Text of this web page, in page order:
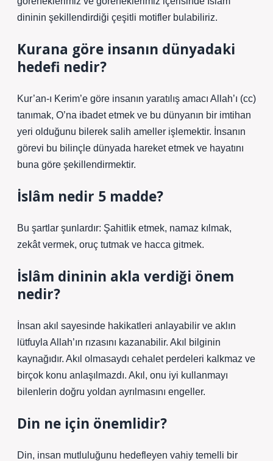
dininin şekillendirdiği çeşitli motifler bulabiliriz.
Kurana göre insanın dünyadaki
hedefi nedir?
Kur’an-ı Kerim’e göre insanın yaratılış amacı Allah’ı (cc)
tanımak, O’na ibadet etmek ve bu dünyanın bir imtihan
yeri olduğunu bilerek salih ameller işlemektir. İnsanın
görevi bu bilinçle dünyada hareket etmek ve hayatını
buna göre şekillendirmektir.
İslâm nedir 5 madde?
Bu şartlar şunlardır: Şahitlik etmek, namaz kılmak,
zekât vermek, oruç tutmak ve hacca gitmek.
İslâm dininin akla verdiği önem
nedir?
İnsan akıl sayesinde hakikatleri anlayabilir ve aklın
lütfuyla Allah’ın rızasını kazanabilir. Akıl bilginin
kaynağıdır. Akıl olmasaydı cehalet perdeleri kalkmaz ve
birçok konu anlaşılmazdı. Akıl, onu iyi kullanmayı
bilenlerin doğru yoldan ayrılmasını engeller.
Din ne için önemlidir?
Din, insan mutluluğunu hedefleyen vahiy temelli bir